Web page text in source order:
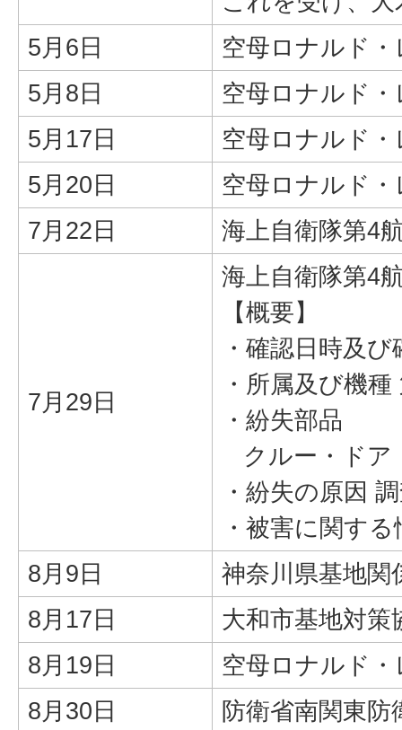
5月6日
空母ロナルド
5月8日
空母ロナルド
5月17日
空母ロナルド
5月20日
空母ロナルド
7月22日
海上自衛隊第4
7月29日
海上自衛隊第4
【概要】
・確認日時及
・所属及び機
・紛失部品
クルー・ドア
・紛失の原因
・被害に関す
8月9日
神奈川県基地関
8月17日
大和市基地対
8月19日
空母ロナルド
8月30日
防衛省南関東